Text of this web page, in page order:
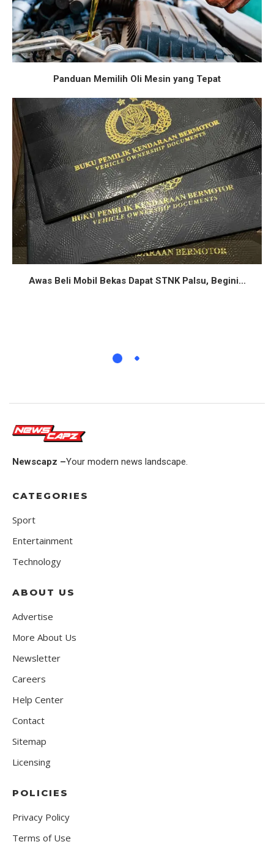
Panduan Memilih Oli Mesin yang Tepat
Awas Beli Mobil Bekas Dapat STNK Palsu, Begini...
Newscapz –Your modern news landscape.
CATEGORIES
Sport
Entertainment
Technology
ABOUT US
Advertise
More About Us
Newsletter
Careers
Help Center
Contact
Sitemap
Licensing
POLICIES
Privacy Policy
Terms of Use